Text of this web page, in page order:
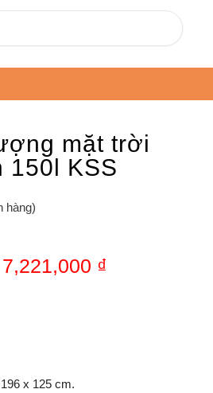
mặt trời
150l KSS
hàng)
7,221,000 ₫
x 125 cm.